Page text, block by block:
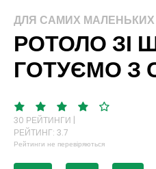
ДЛЯ САМИХ МАЛЕНЬКИХ
РОТОЛО ЗІ
ГОТУЄМО З
30 РЕЙТИНГИ |
РЕЙТИНГ: 3.7
Рейтинги не перевіряються